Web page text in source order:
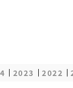
2023 2022